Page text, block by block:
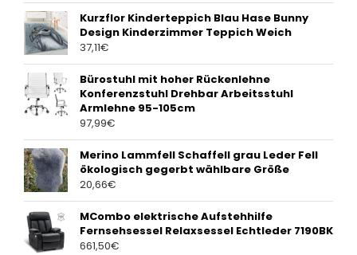
Kurzflor Kinderteppich Blau Hase Bunny
Design Kinderzimmer Teppich Weich
37,11€
Bürostuhl mit hoher Rückenlehne
Konferenzstuhl Drehbar Arbeitsstuhl
Armlehne 95-105cm
97,99€
Merino Lammfell Schaffell grau Leder Fell
ökologisch gegerbt wählbare Größe
20,66€
MCombo elektrische Aufstehhilfe
Fernsehsessel Relaxsessel Echtleder 7190BK
661,50€